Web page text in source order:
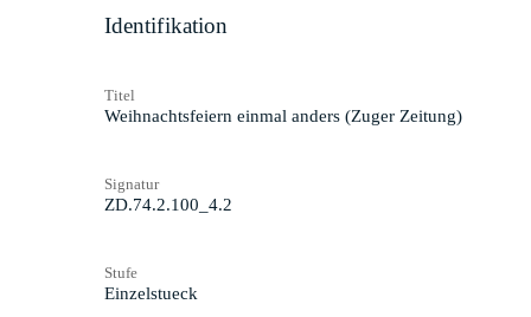
Identifikation
Titel
Weihnachtsfeiern einmal anders (Zuger Zeitung)
Signatur
ZD.74.2.100_4.2
Stufe
Einzelstueck